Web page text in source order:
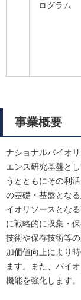
ログラム
事業概要
ナショナルバイオ
エンス研究基盤と
うとともにその利
の基礎・基盤とな
イオリソースとな
に戦略的に収集・
技術や保存技術等
加価値向上により
ます。また、バイ
機能を強化します。